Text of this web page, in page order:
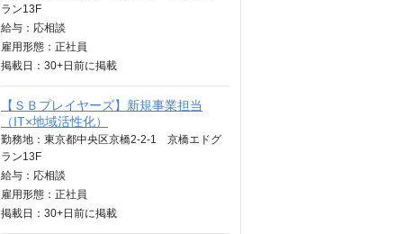
ラン13F
給与： 応相談
雇用形態：正社員
掲載日： 30+日 前に掲載
【ＳＢプレイヤーズ】新規事業担当
（IT×地域活性化）
勤務地：東京都中央区京橋2-2-1 京橋エドグ
ラン13F
給与： 応相談
雇用形態：正社員
掲載日： 30+日 前に掲載